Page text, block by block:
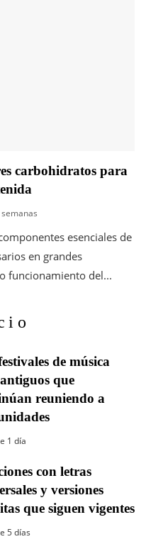
carbohidratos para
esenciales de
en grandes
funcionamiento del...
de música
que
reuniendo a
1 día
con letras
y versiones
que siguen vigentes
5 días